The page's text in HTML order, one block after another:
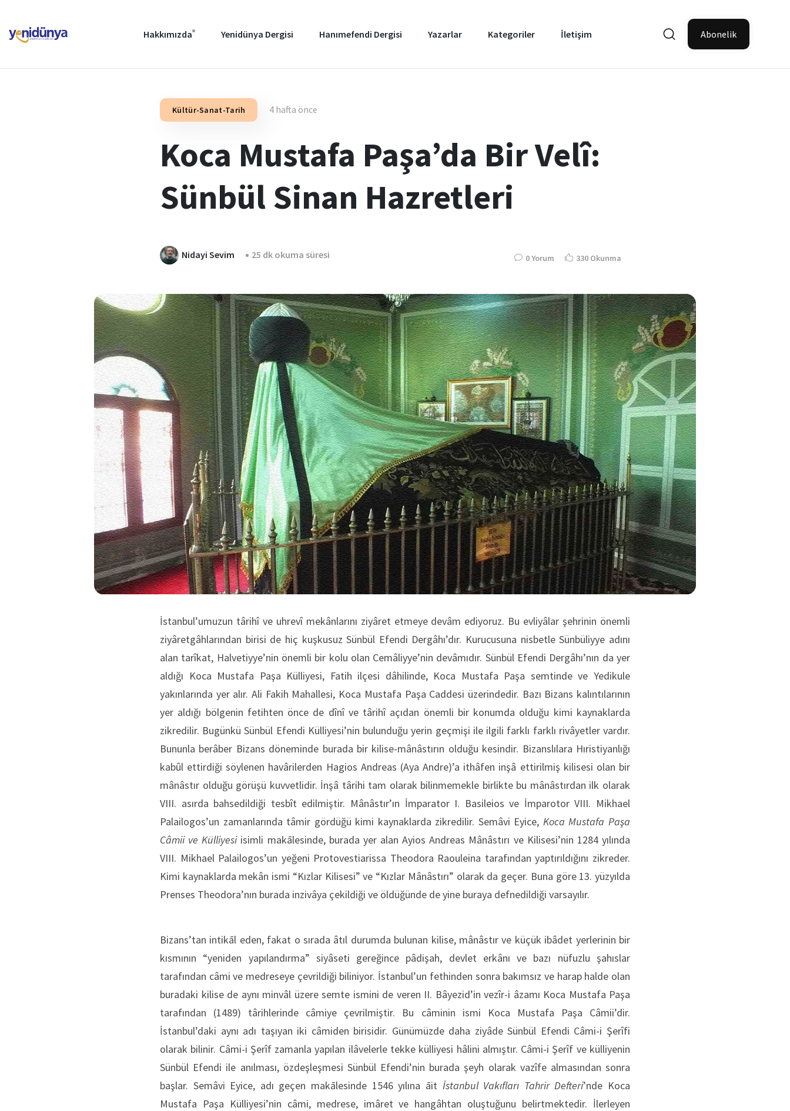
Hakkımızda Yenidünya Dergisi Hanımefendi Dergisi Yazarlar Kategoriler İletişim Abonelik
Kültür-Sanat-Tarih 4 hafta önce
Koca Mustafa Paşa’da Bir Velî:
Sünbül Sinan Hazretleri
Nidayi Sevim 25 dk okuma süresi 0 Yorum 330 Okunma
İstanbul’umuzun târihî ve uhrevî mekânlarını ziyâret etmeye devâm ediyoruz. Bu evliyâlar şehrinin önemli
ziyâretgâhlarından birisi de hiç kuşkusuz Sünbül Efendi Dergâhı’dır. Kurucusuna nisbetle Sünbüliyye adını
alan tarîkat, Halvetiyye’nin önemli bir kolu olan Cemâliyye’nin devâmıdır. Sünbül Efendi Dergâhı’nın da yer
aldığı Koca Mustafa Paşa Külliyesi, Fatih ilçesi dâhilinde, Koca Mustafa Paşa semtinde ve Yedikule
yakınlarında yer alır. Ali Fakih Mahallesi, Koca Mustafa Paşa Caddesi üzerindedir. Bazı Bizans kalıntılarının
yer aldığı bölgenin fetihten önce de dînî ve târihî açıdan önemli bir konumda olduğu kimi kaynaklarda
zikredilir. Bugünkü Sünbül Efendi Külliyesi’nin bulunduğu yerin geçmişi ile ilgili farklı farklı rivâyetler vardır.
Bununla berâber Bizans döneminde burada bir kilise-mânâstırın olduğu kesindir. Bizanslılara Hıristiyanlığı
kabûl ettirdiği söylenen havârilerden Hagios Andreas (Aya Andre)’a ithâfen inşâ ettirilmiş kilisesi olan bir
mânâstır olduğu görüşü kuvvetlidir. İnşâ târihi tam olarak bilinmemekle birlikte bu mânâstırdan ilk olarak
VIII. asırda bahsedildiği tesbît edilmiştir. Mânâstır’ın İmparator I. Basileios ve İmparotor VIII. Mikhael
Palailogos’un zamanlarında tâmir gördüğü kimi kaynaklarda zikredilir. Semâvi Eyice, Koca Mustafa Paşa
Câmii ve Külliyesiisimli makālesinde, burada yer alan Ayios Andreas Mânâstırı ve Kilisesi’nin 1284 yılında
VIII. Mikhael Palailogos’un yeğeni Protovestiarissa Theodora Raouleina tarafından yaptırıldığını zikreder.
Kimi kaynaklarda mekân ismi “Kızlar Kilisesi” ve “Kızlar Mânâstırı” olarak da geçer. Buna göre 13. yüzyılda
Prenses Theodora’nın burada inzivâya çekildiği ve öldüğünde de yine buraya defnedildiği varsayılır.
Bizans’tan intikāl eden, fakat o sırada âtıl durumda bulunan kilise, mânâstır ve küçük ibâdet yerlerinin bir
kısmının “yeniden yapılandırma” siyâseti gereğince pâdişah, devlet erkânı ve bazı nüfuzlu şahıslar
tarafından câmi ve medreseye çevrildiği biliniyor. İstanbul’un fethinden sonra bakımsız ve harap halde olan
buradaki kilise de aynı minvâl üzere semte ismini de veren II. Bâyezid’in vezîr-i âzamı Koca Mustafa Paşa
tarafından (1489) târihlerinde câmiye çevrilmiştir. Bu câminin ismi Koca Mustafa Paşa Câmii’dir.
İstanbul’daki aynı adı taşıyan iki câmiden birisidir. Günümüzde daha ziyâde Sünbül Efendi Câmi-i Şerîfi
olarak bilinir. Câmi-i Şerîf zamanla yapılan ilâvelerle tekke külliyesi hâlini almıştır. Câmi-i Şerîf ve külliyenin
Sünbül Efendi ile anılması, özdeşleşmesi Sünbül Efendi’nin burada şeyh olarak vazîfe almasından sonra
başlar. Semâvi Eyice, adı geçen makālesinde 1546 yılına āit İstanbul Vakıfları Tahrir Defteri’nde Koca
Mustafa Paşa Külliyesi’nin câmi, medrese, imâret ve hangâhtan oluştuğunu belirtmektedir. İlerleyen